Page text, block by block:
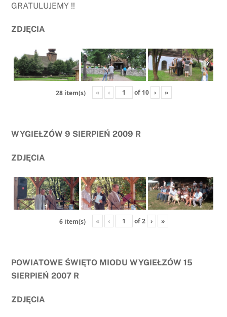
GRATULUJEMY !!
ZDJĘCIA
28 item(s) « ‹ of 10 › »
WYGIEŁZÓW 9 SIERPIEŃ 2009 R
ZDJĘCIA
6 item(s) « ‹ of2 › »
POWIATOWE ŚWIĘTO MIODU WYGIEŁZÓW 15
SIERPIEŃ 2007 R
ZDJĘCIA